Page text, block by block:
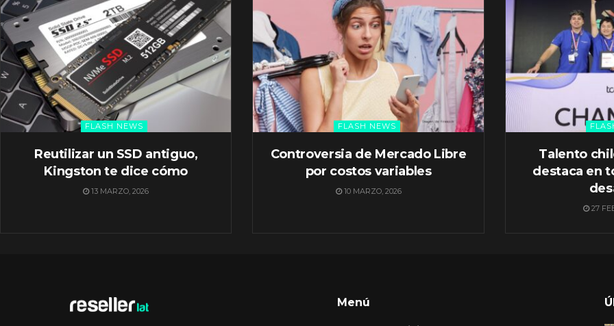
FLASH NEWS
Reutilizar un SSD antiguo,
Kingston te dice cómo
13 MARZO, 2026
FLASH NEWS
Controversia de Mercado Libre
por costos variables
10 MARZO, 2026
Talento
destaca en
27
Menú